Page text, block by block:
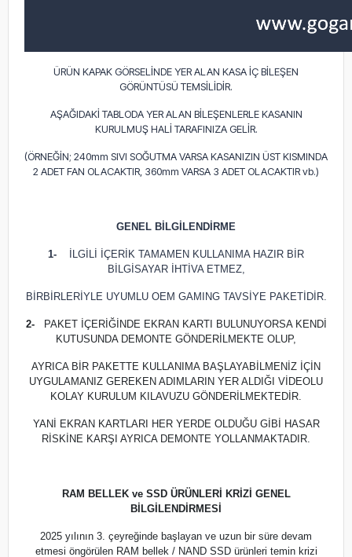
ÜRÜN KAPAK GÖRSELİNDE YER ALAN KASA İÇ BİLEŞEN
GÖRÜNTÜSÜ TEMSİLİDİR.
AŞAĞIDAKİ TABLODA YER ALAN BİLEŞENLERLE KASANIN
KURULMUŞ HALİ TARAFINIZA GELİR.
(ÖRNEĞİN; 240mm SIVI SOĞUTMA VARSA KASANIZIN ÜST KISMINDA
2 ADET FAN OLACAKTIR, 360mm VARSA 3 ADET OLACAKTIR vb.)
GENEL BİLGİLENDİRME
1-
İLGİLİ İÇERİK TAMAMEN KULLANIMA HAZIR BİR
BİLGİSAYAR İHTİVA ETMEZ,
BİRBİRLERİYLE UYUMLU OEM GAMING TAVSİYE PAKETİDİR.
2-
PAKET İÇERİĞİNDE EKRAN KARTI BULUNUYORSA KENDİ
KUTUSUNDA DEMONTE GÖNDERİLMEKTE OLUP,
AYRICA BİR PAKETTE KULLANIMA BAŞLAYABİLMENİZ İÇİN
UYGULAMANIZ GEREKEN ADIMLARIN YER ALDIĞI VİDEOLU
KOLAY KURULUM KILAVUZU GÖNDERİLMEKTEDİR.
YANİ EKRAN KARTLARI HER YERDE OLDUĞU GİBİ HASAR
RİSKİNE KARŞI AYRICA DEMONTE YOLLANMAKTADIR.
RAM BELLEK ve SSD ÜRÜNLERİ KRİZİ GENEL
BİLGİLENDİRMESİ
2025 yılının 3. çeyreğinde başlayan ve uzun bir süre devam
etmesi öngörülen RAM bellek / NAND SSD ürünleri temin krizi